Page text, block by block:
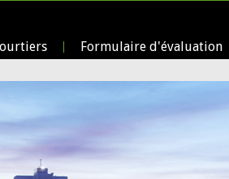
Formulaire d'évaluation